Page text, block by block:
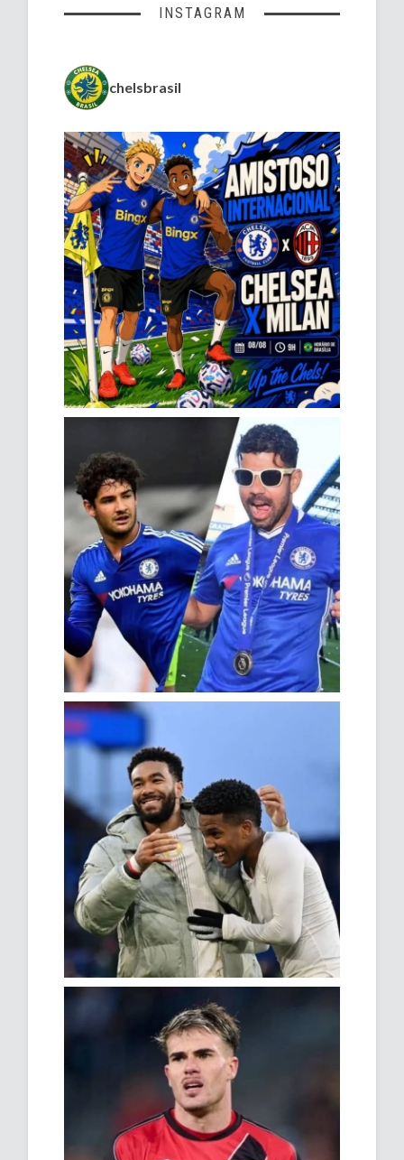
INSTAGRAM
chelsbrasil